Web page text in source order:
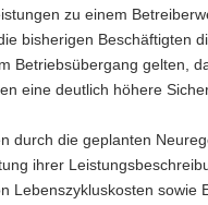
zu einem
bisherigen Beschäftigten
Betriebsübergang gelten,
eine deutlich höhere
durch die geplanten
ihrer
Lebenszykluskosten sowie